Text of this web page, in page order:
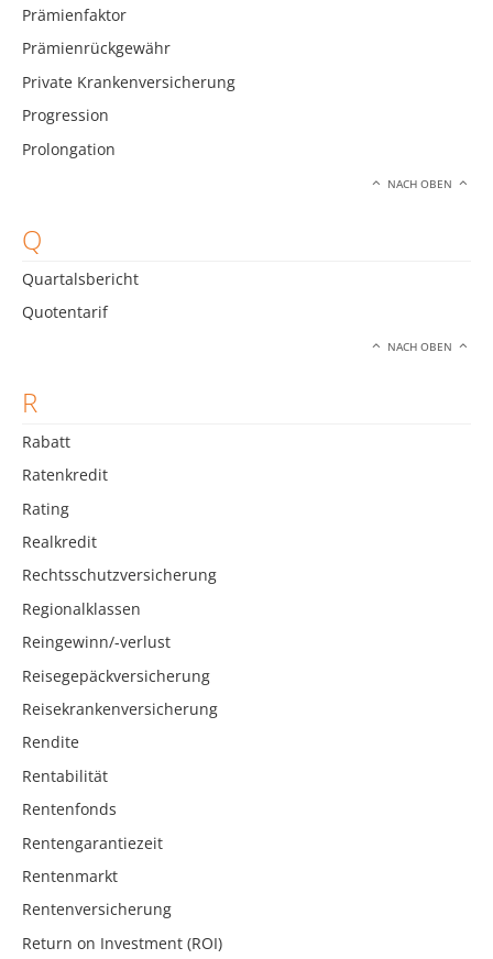
Prämienfaktor
Prämienrückgewähr
Private Krankenversicherung
Progression
Prolongation
NACH OBEN
Q
Quartalsbericht
Quotentarif
NACH OBEN
R
Rabatt
Ratenkredit
Rating
Realkredit
Rechtsschutzversicherung
Regionalklassen
Reingewinn/-verlust
Reisegepäckversicherung
Reisekrankenversicherung
Rendite
Rentabilität
Rentenfonds
Rentengarantiezeit
Rentenmarkt
Rentenversicherung
Return on Investment (ROI)